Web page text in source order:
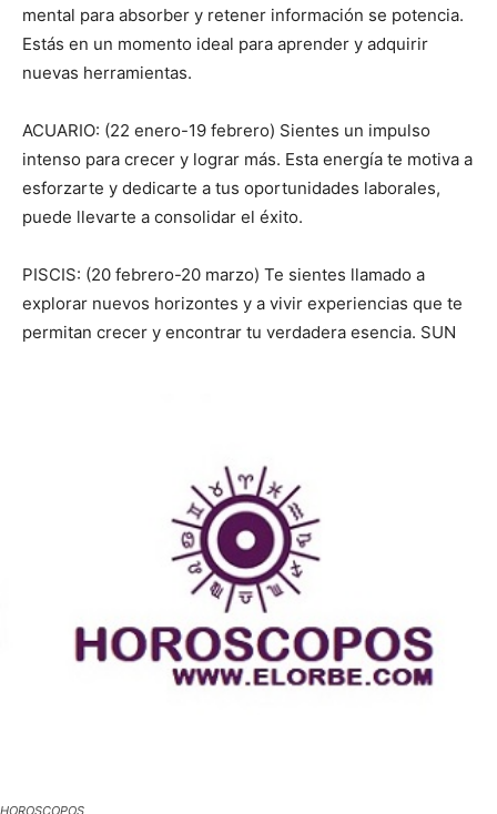
mental para absorber y retener información se potencia.
Estás en un momento ideal para aprender y adquirir
nuevas herramientas.
ACUARIO: (22 enero-19 febrero) Sientes un impulso
intenso para crecer y lograr más. Esta energía te motiva a
esforzarte y dedicarte a tus oportunidades laborales,
puede llevarte a consolidar el éxito.
PISCIS: (20 febrero-20 marzo) Te sientes llamado a
explorar nuevos horizontes y a vivir experiencias que te
permitan crecer y encontrar tu verdadera esencia. SUN
HOROSCOPOS